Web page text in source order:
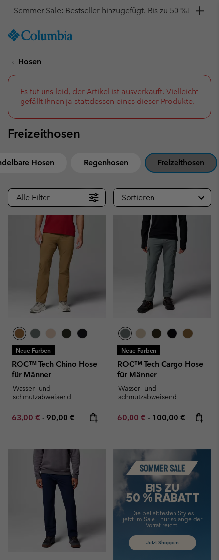
TO
SKIP
NAV
SKIP
TO
SEARCH
Hol dir einen 10 %-Gutschein
Hosen
Es tut uns leid, der Artikel ist ausverkauft. Vielleicht
gefällt Ihnen ja stattdessen eines dieser Produkte.
Freizeithosen
Hosen Regenhosen Freizeithosen
Alle Filter Sortieren
Neue Farben
ROC™ Tech Chino Hose
für Männer
Wasser- und
schmutzabweisend
Minimum sale price:
63,00 € - Maximum price:
90,00 €
Neue Farben
ROC™ Tech Cargo Hose
für Männer
Wasser- und
schmutzabweisend
Minimum sale price:
60,00 € - Maximum price:
100,00 €
Summer Sale
BIS ZU
50 % RABATT
Die beliebtesten Styles
jetzt im Sale – nur solange der
Vorrat reicht.
Jetzt Shoppen